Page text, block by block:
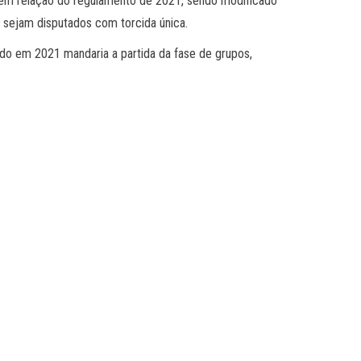
disputados com torcida única.
em 2021 mandaria a partida da fase de grupos,